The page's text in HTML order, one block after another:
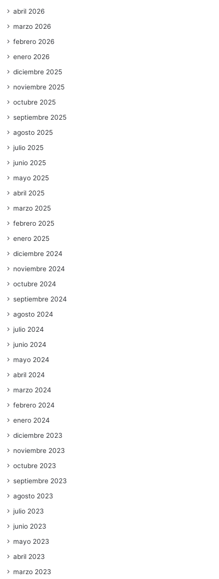
abril 2026
marzo 2026
febrero 2026
enero 2026
diciembre 2025
noviembre 2025
octubre 2025
septiembre 2025
agosto 2025
julio 2025
junio 2025
mayo 2025
abril 2025
marzo 2025
febrero 2025
enero 2025
diciembre 2024
noviembre 2024
octubre 2024
septiembre 2024
agosto 2024
julio 2024
junio 2024
mayo 2024
abril 2024
marzo 2024
febrero 2024
enero 2024
diciembre 2023
noviembre 2023
octubre 2023
septiembre 2023
agosto 2023
julio 2023
junio 2023
mayo 2023
abril 2023
marzo 2023